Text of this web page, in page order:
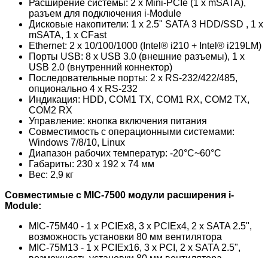
Расширение системы: 2 x Mini-PCIe (1 x mSATA),
разъем для подключения i-Module
Дисковые накопители: 1 x 2.5" SATA 3 HDD/SSD , 1 x
mSATA, 1 x CFast
Ethernet: 2 x 10/100/1000 (Intel® i210 + Intel® i219LM)
Порты USB: 8 x USB 3.0 (внешние разъемы), 1 x
USB 2.0 (внутренний коннектор)
Последовательные порты: 2 x RS-232/422/485,
опционально 4 x RS-232
Индикация: HDD, COM1 TX, COM1 RX, COM2 TX,
COM2 RX
Управление: кнопка включения питания
Совместимость с операционными системами:
Windows 7/8/10, Linux
Диапазон рабочих температур: -20°С~60°С
Габариты: 230 x 192 x 74 мм
Вес: 2,9 кг
Совместимые c MIC-7500 модули расширения i-
Module:
MIC-75M40 - 1 x PCIEx8, 3 x PCIEx4, 2 x SATA 2.5",
возможность установки 80 мм вентилятора
MIC-75M13 - 1 x PCIEx16, 3 x PCI, 2 x SATA 2.5",